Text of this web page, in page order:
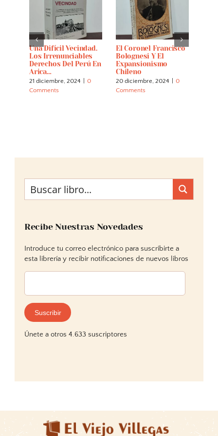
Una Difícil Vecindad.
Los Irrenunciables
Derechos Del Perú En
Arica…
21 diciembre, 2024
0
Comments
El Coronel Francisco
Bolognesi Y El
Expansionismo
Chileno
20 diciembre, 2024
0
Comments
Recibe Nuestras Novedades
Introduce tu correo electrónico para suscribirte a
esta librería y recibir notificaciones de nuevos libros
Dirección
correo
electrónico:
Suscribir
Únete a otros 4.633 suscriptores